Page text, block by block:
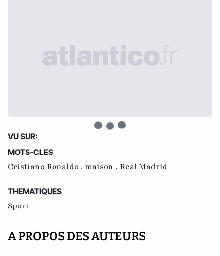
VU SUR:
MOTS-CLES
Cristiano Ronaldo , maison , Real Madrid
THEMATIQUES
Sport
A PROPOS DES AUTEURS